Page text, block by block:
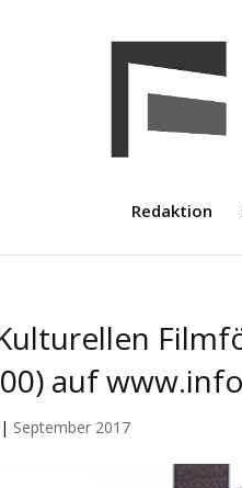
Redaktion
auf
| September 2017